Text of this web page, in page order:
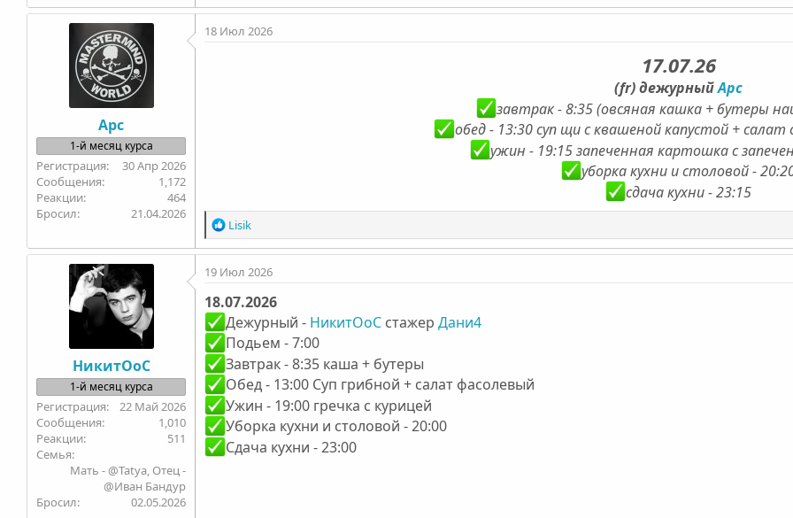
Арс
1-й месяц курса
30 Апр 2026
1,172
464
Бросил
21.04.2026
18 Июл 2026
17.07.26
(fr)дежурныйАрс
завтрак - 8:35 (овсяная кашка + бутеры
обед - 13:30 суп щи c квашеной капустой + салат
ужин - 19:15 запеченная картошка с
уборка кухни и столовой -
сдача кухни - 23:15
Р
е
а
к
и
и
:
Lisik
НикитОоС
1-й месяц курса
22 Май 2026
1,010
511
Семья
Мать - @Tatya, Отец -
@Иван Бандур
Бросил
02.05.2026
19 Июл 2026
18.07.2026
Дежурный - НикитОоСстажер Дани4
Подьем - 7:00
Завтрак - 8:35 каша + бутеры
Обед - 13:00 Суп грибной + салат фасолевый
Ужин - 19:00 гречка с курицей
Уборка кухни и столовой - 20:00
Сдача кухни - 23:00